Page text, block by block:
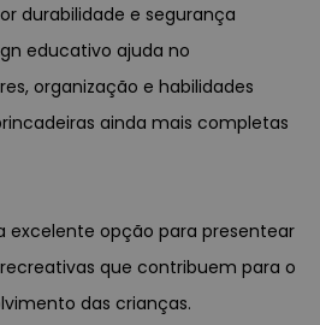
durabilidade e segurança
educativo ajuda no
organização e habilidades
ainda mais completas
excelente opção para presentear
que contribuem para o
das crianças.